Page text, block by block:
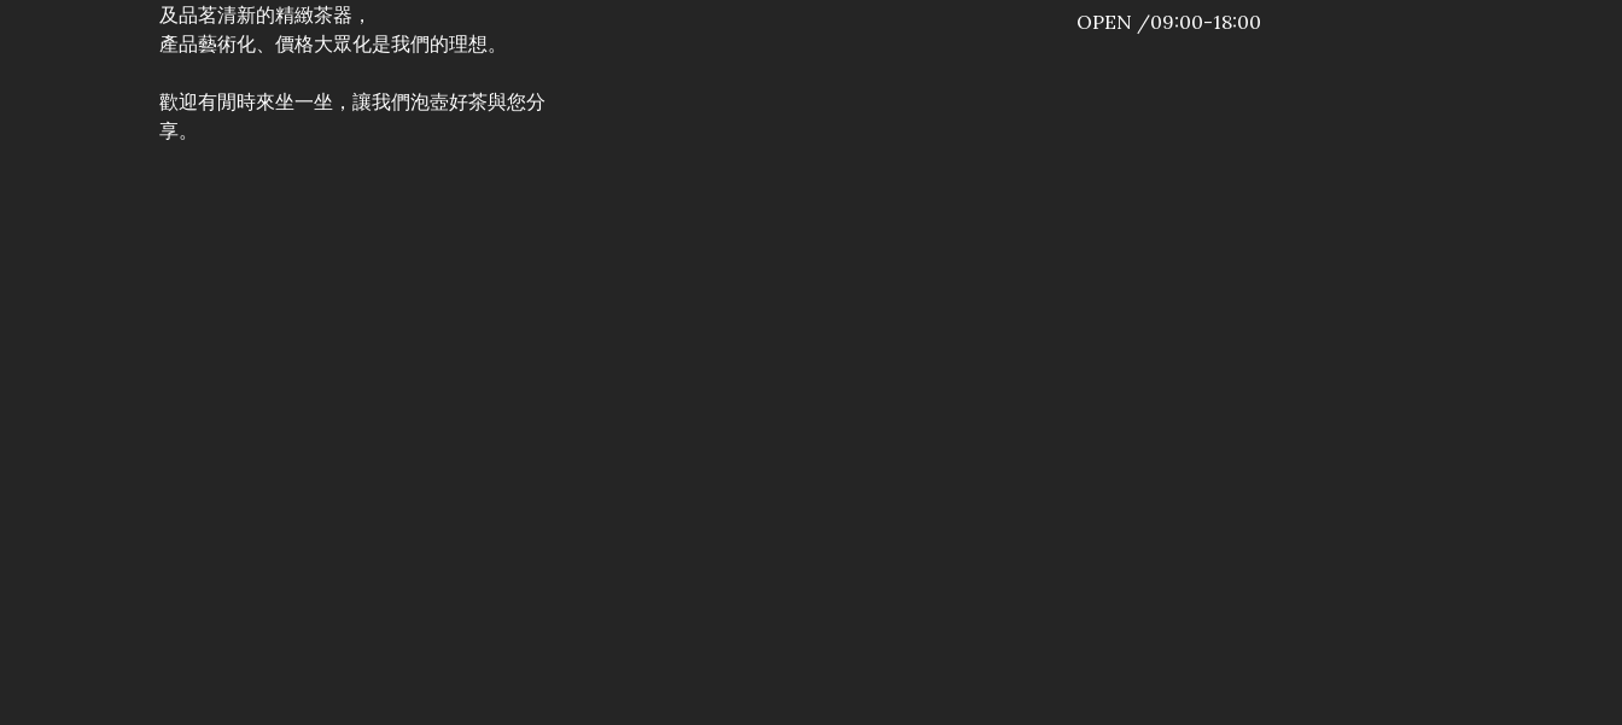
及品茗清新的精緻茶器，
產品藝術化、價格大眾化是我們的理想。
歡迎有閒時來坐一坐，讓我們泡壺好茶與您分
享。
OPEN /09:00-18:00